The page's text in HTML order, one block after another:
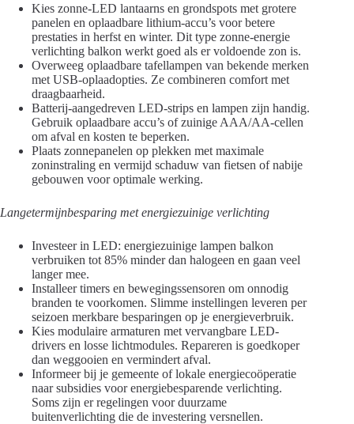
Kies zonne-LED lantaarns en grondspots met grotere
panelen en oplaadbare lithium-accu’s voor betere
prestaties in herfst en winter. Dit type zonne-energie
verlichting balkon werkt goed als er voldoende zon is.
Overweeg oplaadbare tafellampen van bekende merken
met USB-oplaadopties. Ze combineren comfort met
draagbaarheid.
Batterij-aangedreven LED-strips en lampen zijn handig.
Gebruik oplaadbare accu’s of zuinige AAA/AA-cellen
om afval en kosten te beperken.
Plaats zonnepanelen op plekken met maximale
zoninstraling en vermijd schaduw van fietsen of nabije
gebouwen voor optimale werking.
Langetermijnbesparing met energiezuinige verlichting
Investeer in LED: energiezuinige lampen balkon
verbruiken tot 85% minder dan halogeen en gaan veel
langer mee.
Installeer timers en bewegingssensoren om onnodig
branden te voorkomen. Slimme instellingen leveren per
seizoen merkbare besparingen op je energieverbruik.
Kies modulaire armaturen met vervangbare LED-
drivers en losse lichtmodules. Repareren is goedkoper
dan weggooien en vermindert afval.
Informeer bij je gemeente of lokale energiecoöperatie
naar subsidies voor energiebesparende verlichting.
Soms zijn er regelingen voor duurzame
buitenverlichting die de investering versnellen.